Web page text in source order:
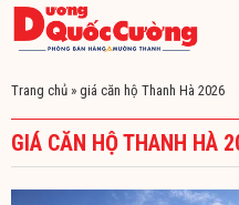
Trang chủ » giá căn hộ Thanh Hà 2026
GIÁ CĂN HỘ THANH HÀ